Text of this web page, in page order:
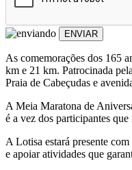
ENVIAR
As comemorações dos 165
km e 21 km. Patrocinada
Praia de Cabeçudas e
A Meia Maratona de
é a vez dos participantes
A Lotisa estará presente
e apoiar atividades que